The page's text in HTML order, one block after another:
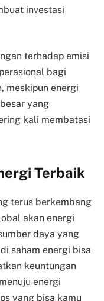
investasi
terhadap emisi
bagi
meskipun energi
yang
kali membatasi
Terbaik
terus berkembang
akan energi
daya yang
saham energi bisa
keuntungan
energi
yang bisa kamu